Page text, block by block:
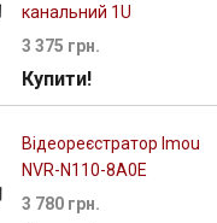
канальний 1U
3 375 грн.
Купити!
Відеореєстратор Imou
NVR-N110-8A0E
3 780 грн.